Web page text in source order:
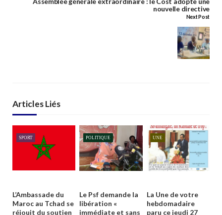
nouvelle directive
Next Post
Articles Liés
SPORT
L’Ambassade du
Maroc au Tchad se
réjouit du soutien
POLITIQUE
Le Psf demande la
libération «
immédiate et sans
UNE
La Une de votre
hebdomadaire
paru ce jeudi 27